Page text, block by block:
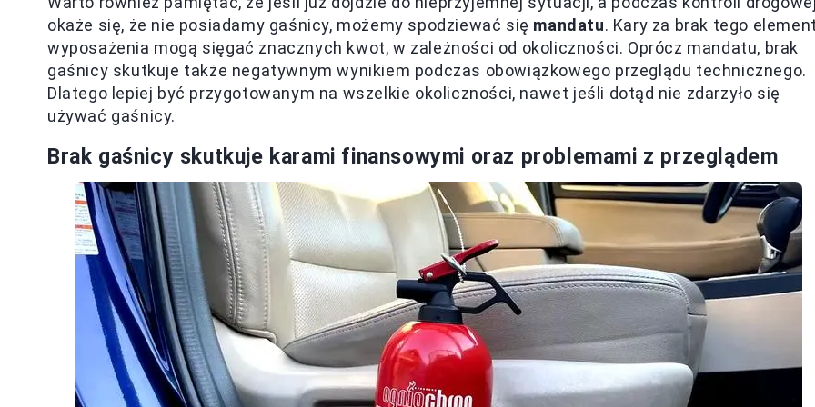
okaże się, że nie posiadamy gaśnicy, możemy spodziewać się mandatu. Kary za brak tego
wyposażenia mogą sięgać znacznych kwot, w zależności od okoliczności. Oprócz mandatu, brak
gaśnicy skutkuje także negatywnym wynikiem podczas obowiązkowego przeglądu technicznego.
Dlatego lepiej być przygotowanym na wszelkie okoliczności, nawet jeśli dotąd nie zdarzyło się
używać gaśnicy.
Brak gaśnicy skutkuje karami finansowymi oraz problemami z przeglądem